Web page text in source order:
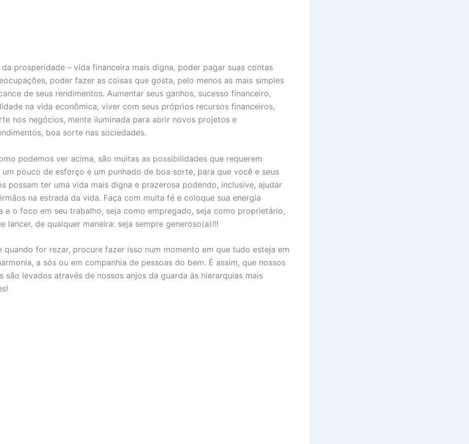
prosperidade – vida financeira mais digna, poder pagar suas contas
poder fazer as coisas que gosta, pelo menos as mais simples
de seus rendimentos. Aumentar seus ganhos, sucesso financeiro,
na vida econômica, viver com seus próprios recursos financeiros,
nos negócios, mente iluminada para abrir novos projetos e
boa sorte nas sociedades.
podemos ver acima, são muitas as possibilidades que requerem
um pouco de esforço e um punhado de boa sorte, para que você e seus
possam ter uma vida mais digna e prazerosa podendo, inclusive, ajudar
na estrada da vida. Faça com muita fé e coloque sua energia
e o foco em seu trabalho, seja como empregado, seja como proprietário,
lancer, de qualquer maneira: seja sempre generoso(a)!!!
quando for rezar, procure fazer isso num momento em que tudo esteja em
a sós ou em companhia de pessoas do bem. É assim, que nossos
são levados através de nossos anjos da guarda às hierarquias mais